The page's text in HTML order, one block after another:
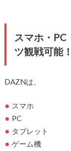
スマホ・PC
ツ観戦可能！
DAZNは、
スマホ
PC
タブレット
ゲーム機